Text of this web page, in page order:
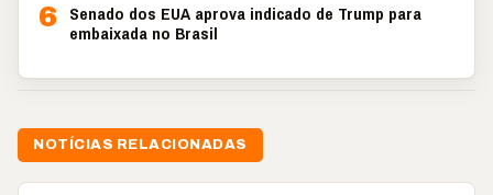
6 Senado dos EUA aprova indicado de Trump para
embaixada no Brasil
NOTÍCIAS RELACIONADAS